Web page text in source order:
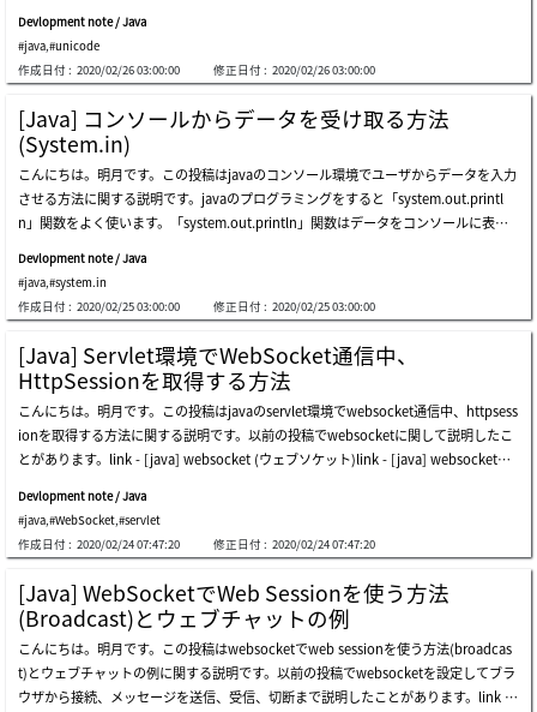
ットのcontextを利用して取得する方法もあります。上の場合はcontextインスタン
スから取得するものなので、マルチスレッドやlambda式で間違って取得する問題は
ありません。でも、サーブレットクラス(httpservletを継承したクラス)だけ取得がで
きることなので一般クラスで現在パスを取得するようには上のloaderを通って取得す
る方法しかないです。私の場合はwebserverを起動する時にインスタンス初期化する
方法で「static」タイプの変数に実行パスを格納して使うことでよく使います。link -
[java] java servletでインスタンスを初期する方法ここまでjavaのサーブレット環境
で現在の実行ディレクトリを取得する方法に関する説明でした。ご不明なところや間
違いところがあればコメントしてください。
示することです。グーグルで検索してユニコードをエンコードまたはデコードするラ
イブラリやソースがありません。私の検索能力が悪い可能性もありますが、一応私の
場合はありませんでした。先はこのユニコードに関して確認しましょう。英語とascii
コードは変換なしでそのまま表示されます。日本語になっている部分は「\u」が付け
ていて4文字の16進数コードになりました。6^4+16^3+16^2+16^1の組み立てです。
ユニコードが日本語に変換されてコンソールに表示しました。また、これをユニコー
ドに変換する関数を作成しましょう。実は私が必要な関数はユニコード変換する関数
です。最初、日本語に変換する前のユニコードと同じ結果になりました。eclipseのp
ropertiesファイルで自動変換する値が出ました。大文字、小文字の差異はあります
が、フォーマットは「%04x」から「%04x」にかわれば大文字に変わります。ここま
でjavaで日本語をユニコードに変換して、ユニコードから日本語に変換する方法に関
する説明でした。ご不明なところや間違いところがあればコメントしてください。
Devlopment note / Java
#java #unicode
作成日付 : 2020/02/26 03:00:00 修正日付 : 2020/02/26 03:00:00
[Java] コンソールからデータを受け取る方法
(System.in)
こんにちは。明月です。この投稿はjavaのコンソール環境でユーザからデータを入力
させる方法に関する説明です。javaのプログラミングをすると「system.out.printl
n」関数をよく使います。「system.out.println」関数はデータをコンソールに表示
lisense)機能で自動に変換されます。逆に「system.in」という関数は無いかと思った
ら、逆にコンソールからデータを入力するスキャン関数であります。例をみればコン
ソールから「test」という値を受け取って、出力しました。上のとおりに作成しても
問題ないですが、バッファを設定することが気になります。結果は同じですが、コネ
クションがあるので、リソース管理がしやすいです。(コンソールもioなので結局リ
ソースです。)try ~ catchもなくなるし、バッファ設定がないので、コードがシンプ
ルになりました。ここまでjavaのコンソール環境でユーザからデータを入力させる方
法に関する説明でした。ご不明なところや間違いところがあればコメントしてくださ
い。
Devlopment note / Java
#java,#system.in
作成日付 : 2020/02/25 03:00:00 修正日付 : 2020/02/25 03:00:00
[Java] Servlet環境でWebSocket通信中、
HttpSessionを取得する方法
こんにちは。明月です。この投稿はjavaのservlet環境でwebsocket通信中、httpsess
ionを取得する方法に関する説明です。以前の投稿でwebsocketに関して説明したこ
とがあります。link - [java] websocket (ウェブソケット)link - [java] websocketで
することはhttpプロトコルでhandshake処理をしてヘッダでwebsocketなら接続を
続けて保持することになるし、一般http要請なら応答して接続を切断します。webso
cketの要請は初め要請以外には続けて接続しているので、ソケットでメッセージを送
受信するため、httpクッキー情報を貰うタイミングがありません。なので、初め接続
する際にwebsocket sessionをキーにしてセッションオブジェクトを管理するリスト
にweb sessionを格納します。その後、メッセージを受信する時に「@onmessage」
関数が呼ばれたらwebsocket sessionでリストからsessionを取得して使ったらよい
でしょう。websocket serverクラスを作成しましょう。websocketを接続するよう
なhtmlドキュメントを作成しましょう。webserverにセッションをテストするため
Devlopment note / Java
#java #WebSocket #servlet
作成日付 : 2020/02/24 07:47:20 修正日付 : 2020/02/24 07:47:20
[Java] WebSocketでWeb Sessionを使う方法
(Broadcast)とウェブチャットの例
こんにちは。明月です。この投稿はwebsocketでweb sessionを使う方法(broadcas
t)とウェブチャットの例に関する説明です。以前の投稿でwebsocketを設定してブラ
ウザから接続、メッセージを送信、受信、切断まで説明したことがあります。link -